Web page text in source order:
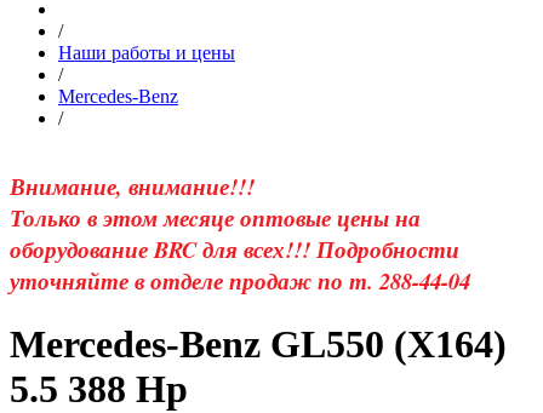
/
Наши работы и цены
/
Mercedes-Benz
/
Внимание, внимание!!!
Только в этом меcяце оптовые цены на
оборудование BRC для всех!!! Подробности
уточняйте в отделе продаж по т. 288-44-04
Mercedes-Benz GL550 (X164)
5.5 388 Hp